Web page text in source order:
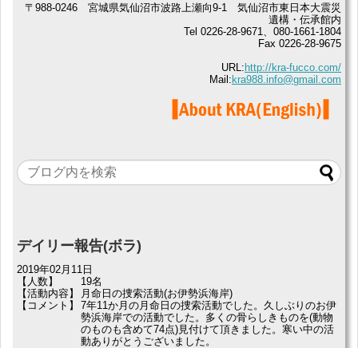
〒988-0246 宮城県気仙沼市波路上瀬向9-1 気仙沼市東日本大震災
遺構・伝承館内
Tel 0226-28-9671、080-1661-1804
Fax 0226-28-9675
URL: http://kra-fucco.com/
Mail: kra988.info@gmail.com
デイリー報告(ボラ)
2019年02月11日
【人数】
19名
【活動内容】
月命日の捜索活動(お伊勢浜海岸)
【コメント】
7年11か月の月命日の捜索活動でした。久しぶりのお伊
勢浜海岸での活動でした。多くの骨らしきものを(動物
のものも含めて74点)見付けて頂きました。寒い中の活
動ありがとうございました。